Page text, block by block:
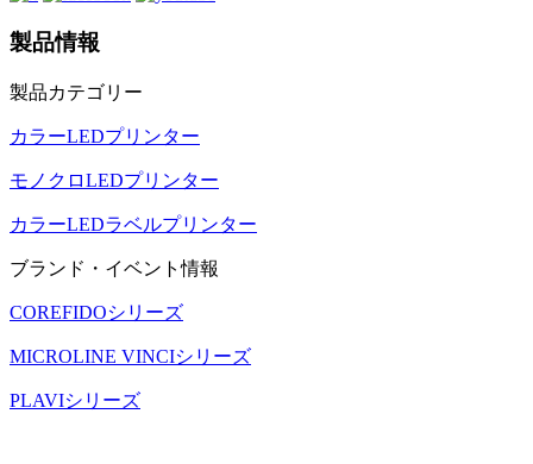
製品情報
製品カテゴリー
カラーLEDプリンター
モノクロLEDプリンター
カラーLEDラベルプリンター
ブランド・イベント情報
COREFIDOシリーズ
MICROLINE VINCIシリーズ
PLAVIシリーズ